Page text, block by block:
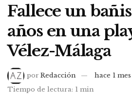
Fallece un
años en una
Vélez-Málaga
por Redacción
hace 1 mes
Tiempo de lectura: 1 min